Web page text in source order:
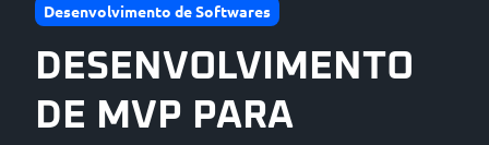
Desenvolvimento de Softwares
DESENVOLVIMENTO
DE MVP PARA